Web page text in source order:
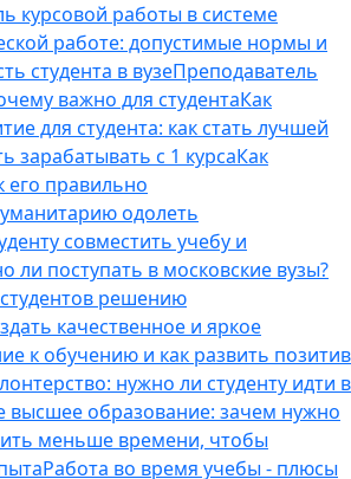
курсовой работы в системе
работе: допустимые нормы и
студента в вузеПреподаватель
важно для студентаКак
для студента: как стать лучшей
зарабатывать с 1 курсаКак
его правильно
одолеть
совместить учебу и
ли поступать в московские вузы?
решению
качественное и яркое
к обучению и как развить позитив
нужно ли cтуденту идти в
высшее образование: зачем нужно
меньше времени, чтобы
Работа во время учебы - плюсы